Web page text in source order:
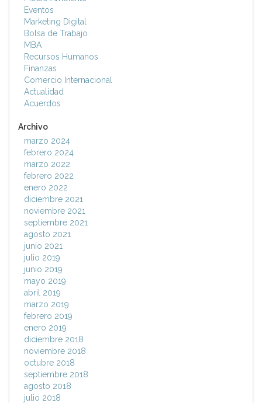
Eventos
Marketing Digital
Bolsa de Trabajo
MBA
Recursos Humanos
Finanzas
Comercio Internacional
Actualidad
Acuerdos
Archivo
marzo 2024
febrero 2024
marzo 2022
febrero 2022
enero 2022
diciembre 2021
noviembre 2021
septiembre 2021
agosto 2021
junio 2021
julio 2019
junio 2019
mayo 2019
abril 2019
marzo 2019
febrero 2019
enero 2019
diciembre 2018
noviembre 2018
octubre 2018
septiembre 2018
agosto 2018
julio 2018